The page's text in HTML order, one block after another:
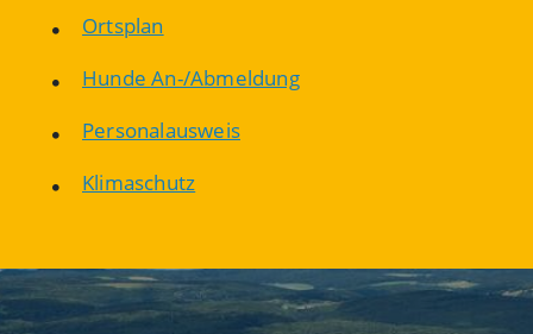
Ortsplan
Hunde An-/Abmeldung
Personalausweis
Klimaschutz